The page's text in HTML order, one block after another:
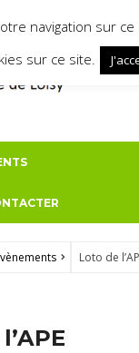
Loto de
navigation sur
sur ce site.